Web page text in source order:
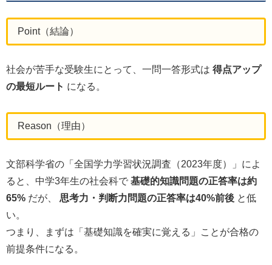
Point（結論）
社会が苦手な受験生にとって、一問一答形式は 得点アップ
の最短ルート になる。
Reason（理由）
文部科学省の「全国学力学習状況調査（2023年度）」によ
ると、中学3年生の社会科で 基礎的知識問題の正答率は約
65% だが、 思考力・判断力問題の正答率は40%前後 と低
い。
つまり、まずは「基礎知識を確実に覚える」ことが合格の
前提条件になる。